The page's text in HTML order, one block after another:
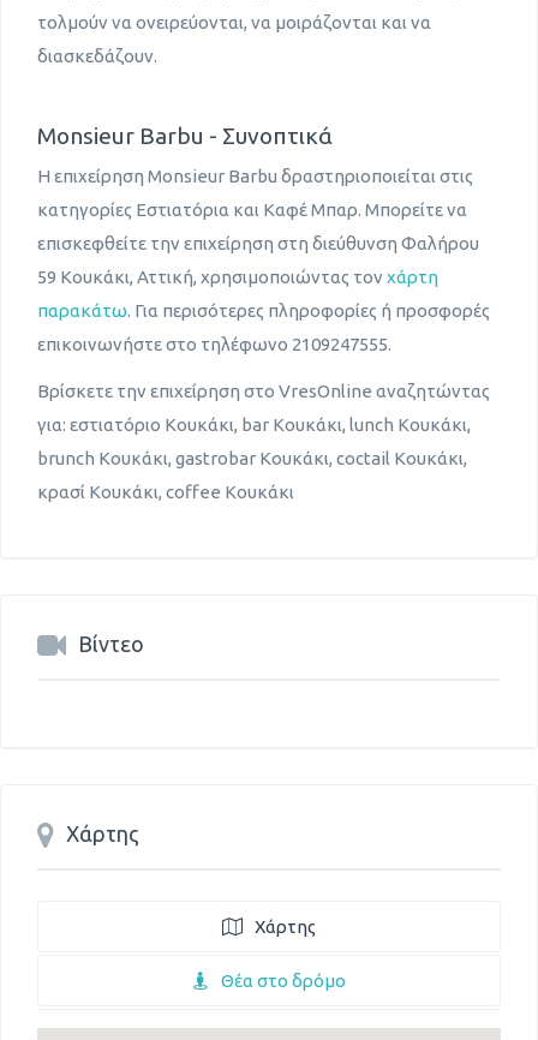
τολμούν να ονειρεύονται, να μοιράζονται και να
διασκεδάζουν.
Monsieur Barbu - Συνοπτικά
Η επιχείρηση Monsieur Barbu δραστηριοποιείται στις
κατηγορίες Εστιατόρια και Καφέ Μπαρ. Μπορείτε να
επισκεφθείτε την επιχείρηση στη διεύθυνση Φαλήρου
59 Κουκάκι, Αττική, χρησιμοποιώντας τον χάρτη
παρακάτω. Για περισότερες πληροφορίες ή προσφορές
επικοινωνήστε στο τηλέφωνο 2109247555.
Βρίσκετε την επιχείρηση στο VresOnline αναζητώντας
για: εστιατόριο Κουκάκι, bar Κουκάκι, lunch Κουκάκι,
brunch Κουκάκι, gastrobar Κουκάκι, coctail Κουκάκι,
κρασί Κουκάκι, coffee Κουκάκι
Βίντεο
Χάρτης
Χάρτης
Θέα στο δρόμο